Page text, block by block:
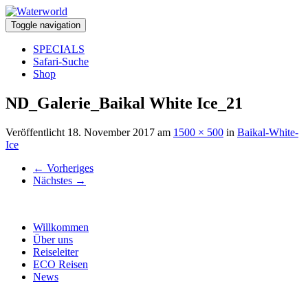
Toggle navigation
SPECIALS
Safari-Suche
Shop
ND_Galerie_Baikal White Ice_21
Veröffentlicht 18. November 2017 am 1500 × 500 in Baikal-White-
Ice
← Vorheriges
Nächstes →
Willkommen
Über uns
Reiseleiter
ECO Reisen
News